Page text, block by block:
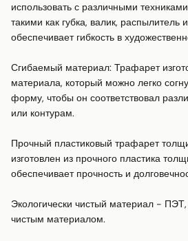
использовать с различными
такими как губка, валик, распылитель
обеспечивает гибкость в
Сгибаемый материал: Трафарет
материала, который можно легко
форму, чтобы он соответствовал
или контурам.
Прочный пластиковый трафарет
изготовлен из прочного пластика
обеспечивает прочность и
Экологически чистый материал - ПЭТ,
чистым материалом.